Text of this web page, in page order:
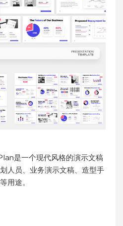
是一个现代风格的演示文稿
人员、业务演示文稿、造型手
用途。